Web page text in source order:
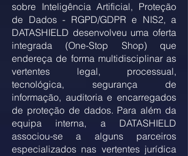
sobre Inteligência Artificial, Proteção
de Dados - RGPD/GDPR e NIS2, a
DATASHIELD desenvolveu uma oferta
integrada (One-Stop Shop) que
endereça de forma multidisciplinar as
vertentes legal, processual,
tecnológica, segurança de
informação, auditoria e encarregados
de proteção de dados. Para além da
equipa interna, a DATASHIELD
associou-se a alguns parceiros
especializados nas vertentes jurídica